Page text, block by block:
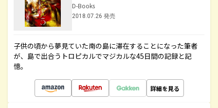
D-Books
2018.07.26 発売
子供の頃から夢見ていた南の島に滞在することになった筆者
が、島で出合うトロピカルでマジカルな45日間の記録と記
憶。
詳細を見る